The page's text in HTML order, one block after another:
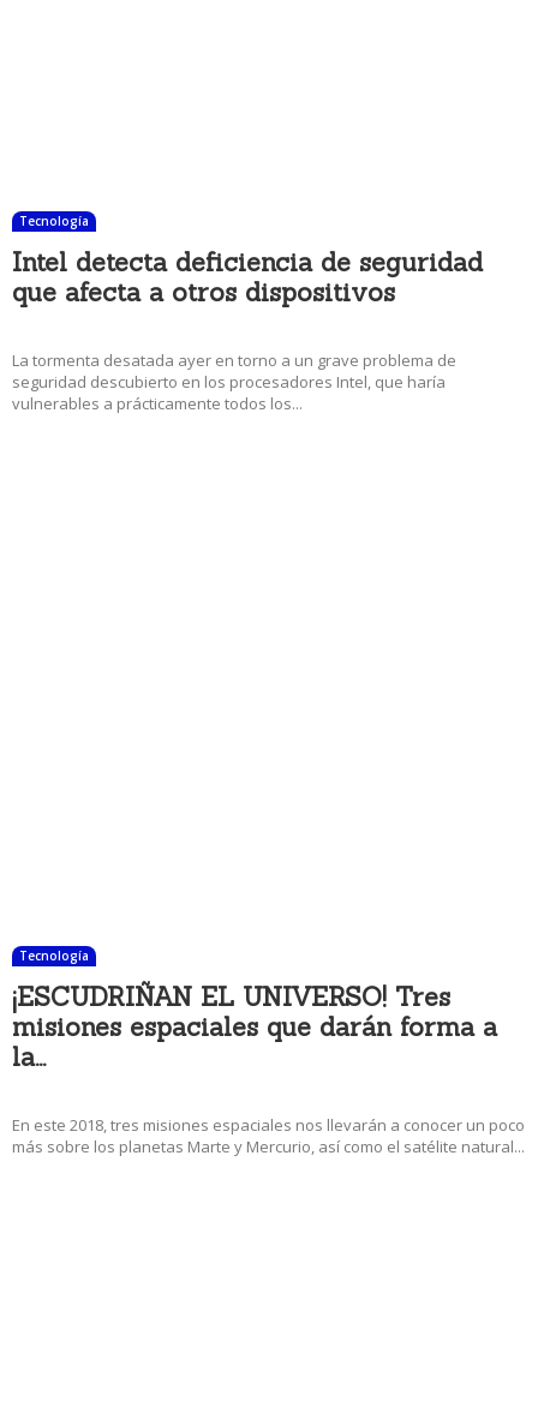
Tecnología
Intel detecta deficiencia de seguridad
que afecta a otros dispositivos
La tormenta desatada ayer en torno a un grave problema de
seguridad descubierto en los procesadores Intel, que haría
vulnerables a prácticamente todos los...
Tecnología
¡ESCUDRIÑAN EL UNIVERSO! Tres
misiones espaciales que darán forma a
la...
En este 2018, tres misiones espaciales nos llevarán a conocer un poco
más sobre los planetas Marte y Mercurio, así como el satélite natural...